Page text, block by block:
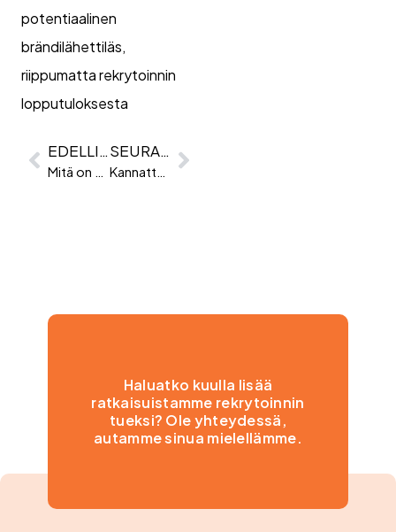
potentiaalinen
brändilähettiläs,
riippumatta rekrytoinnin
lopputuloksesta
EDELLINEN SEURAAVA
Haluatko kuulla lisää
ratkaisuistamme rekrytoinnin
tueksi? Ole yhteydessä,
autamme sinua mielellämme.